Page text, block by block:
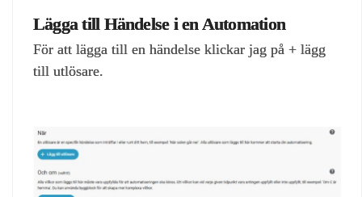
Lägga till Händelse i en Automation
För att lägga till en händelse klickar jag på + lägg
till utlösare.